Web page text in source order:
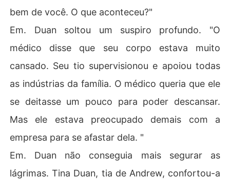
bem de você. O que aconteceu?"
Em. Duan soltou um suspiro profundo. "O
médico disse que seu corpo estava muito
cansado. Seu tio supervisionou e apoiou todas
as indústrias da família. O médico queria que ele
se deitasse um pouco para poder descansar.
Mas ele estava preocupado demais com a
empresa para se afastar dela. "
Em. Duan não conseguia mais segurar as
lágrimas. Tina Duan, tia de Andrew, confortou-a